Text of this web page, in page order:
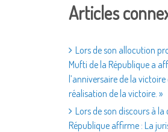
Articles
Lors de son allocution
Mufti de la République a
l’anniversaire de la
réalisation de la victoire. »
Lors de son discours à
République affirme : La